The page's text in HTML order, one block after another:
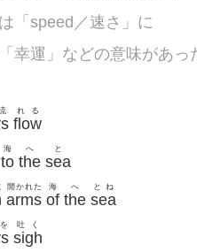
「speed／速さ」に
幸運」などの意味があっ
flow
れる
to
海
the
へ
sea
と
arms
開かれた
of
海
the
へ
sea
とね
sigh
吐く